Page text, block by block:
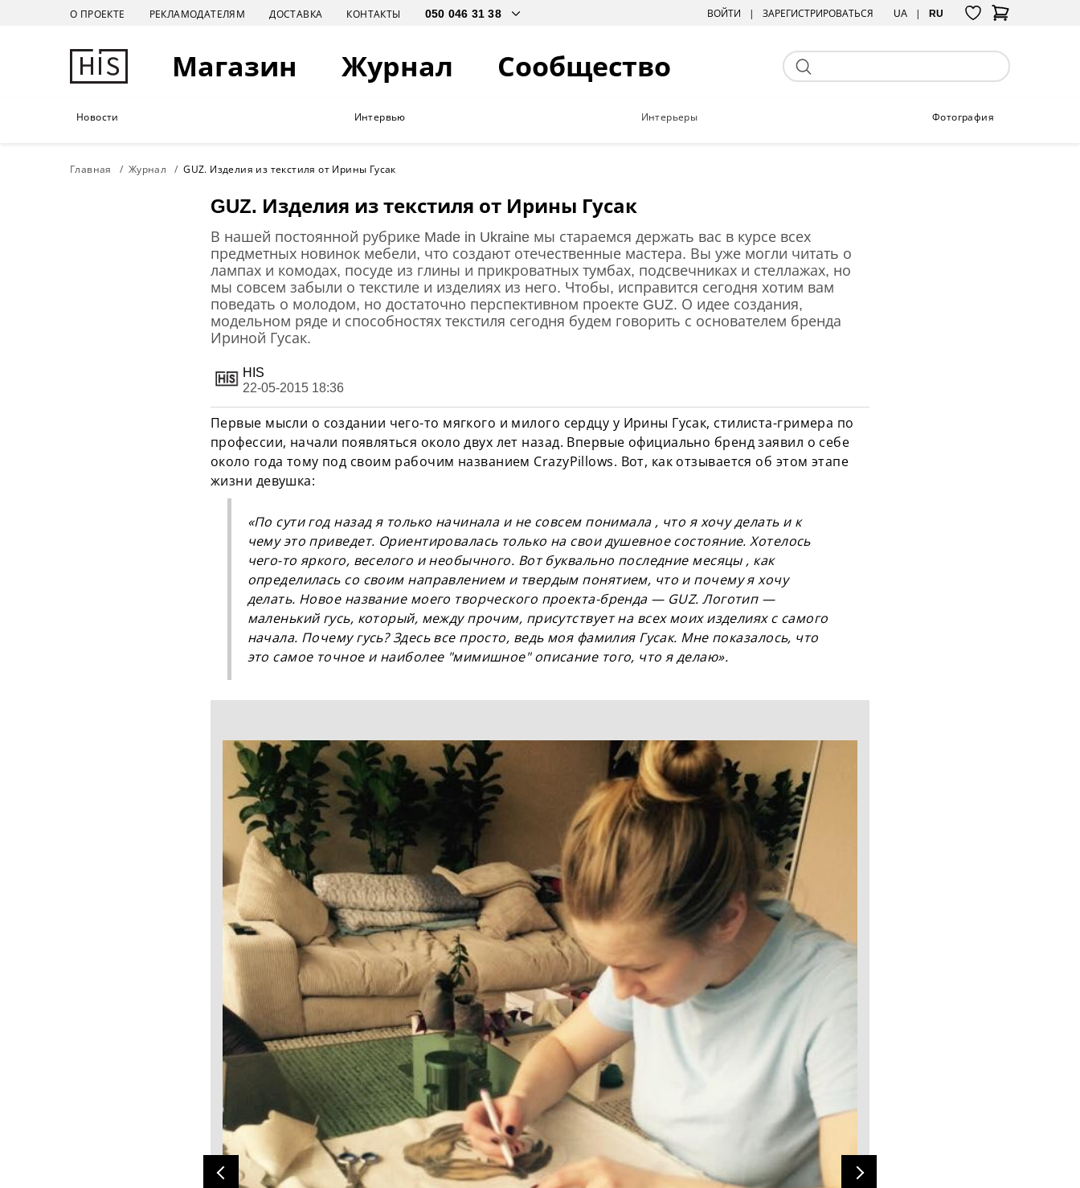
О ПРОЕКТЕ РЕКЛАМОДАТЕЛЯМ ДОСТАВКА КОНТАКТЫ ВОЙТИ ЗАРЕГИСТРИРОВАТЬСЯ UA RU
Магазин Журнал Сообщество
Новости Интервью Интерьеры Фотография
Главная Журнал GUZ. Изделия из текстиля от Ирины Гусак
GUZ. Изделия из текстиля от Ирины Гусак
В нашей постоянной рубрике Made in Ukraine мы стараемся держать вас в курсе всех
предметных новинок мебели, что создают отечественные мастера. Вы уже могли читать о
лампах и комодах, посуде из глины и прикроватных тумбах, подсвечниках и стеллажах, но
мы совсем забыли о текстиле и изделиях из него. Чтобы, исправится сегодня хотим вам
поведать о молодом, но достаточно перспективном проекте GUZ. О идее создания,
модельном ряде и способностях текстиля сегодня будем говорить с основателем бренда
Ириной Гусак.
HIS
22-05-2015 18:36
Первые мысли о создании чего-то мягкого и милого сердцу у Ирины Гусак, стилиста-гримера по
профессии, начали появляться около двух лет назад. Впервые официально бренд заявил о себе
около года тому под своим рабочим названием CrazyPillows. Вот, как отзывается об этом этапе
жизни девушка:
«По сути год назад я только начинала и не совсем понимала , что я хочу делать и к
чему это приведет. Ориентировалась только на свои душевное состояние. Хотелось
чего-то яркого, веселого и необычного. Вот буквально последние месяцы , как
определилась со своим направлением и твердым понятием, что и почему я хочу
делать. Новое название моего творческого проекта-бренда — GUZ. Логотип —
маленький гусь, который, между прочим, присутствует на всех моих изделиях с самого
начала. Почему гусь? Здесь все просто, ведь моя фамилия Гусак. Мне показалось, что
это самое точное и наиболее "мимишное" описание того, что я делаю».